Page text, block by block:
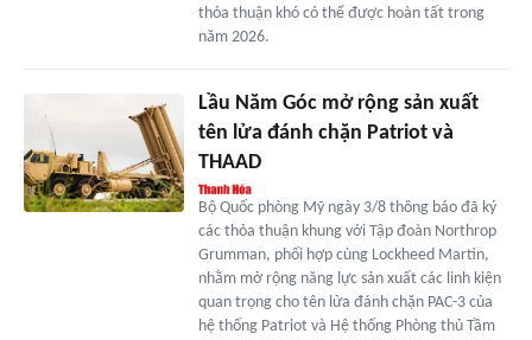
thỏa thuận khó có thể được hoàn tất trong
năm 2026.
Lầu Năm Góc mở rộng sản xuất
tên lửa đánh chặn Patriot và
THAAD
Bộ Quốc phòng Mỹ ngày 3/8 thông báo đã ký
các thỏa thuận khung với Tập đoàn Northrop
Grumman, phối hợp cùng Lockheed Martin,
nhằm mở rộng năng lực sản xuất các linh kiện
quan trọng cho tên lửa đánh chặn PAC-3 của
hệ thống Patriot và Hệ thống Phòng thủ Tầm